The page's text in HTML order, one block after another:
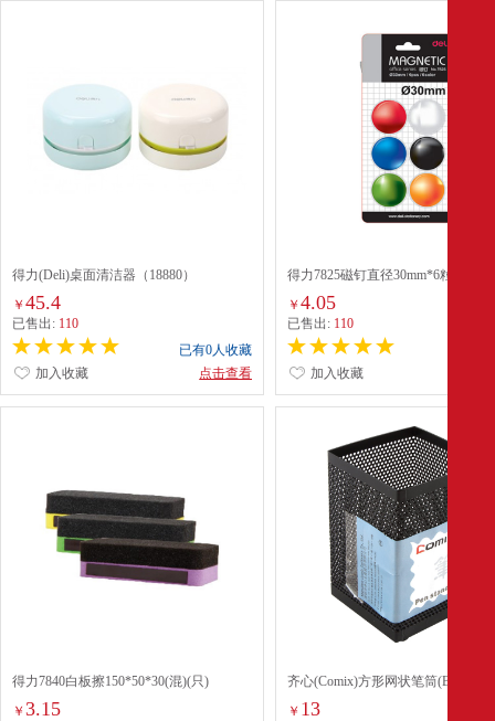
得力(Deli)桌面清洁器（18880）
￥ 45.4
已售出: 110
已有0人收藏
点击查看
加入收藏
得力7825磁钉直径30mm*6粒
￥4.05
已售出: 110
加入收藏
得力7840白板擦150*50*30(混)(只)
￥ 3.15
齐心(Comix)方形网状笔筒(B2003)
￥ 13